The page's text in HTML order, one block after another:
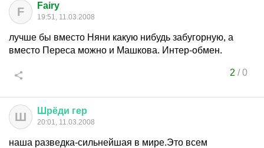
F Fairy
19:51, 11.03.2008
лучше бы вместо Няни какую нибудь забугорную, а
вместо Переса можно и Машкова. Интер-обмен.
2 /0
Ш Шрёди гер
20:01, 11.03.2008
наша разведка-сильнейшая в мире.Это всем